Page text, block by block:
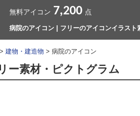
無料アイコン 7,200 点
病院のアイコン | フリーのアイコンイラス
> 建物・建造物 > 病院のアイコン
ー素材・ピクトグラム